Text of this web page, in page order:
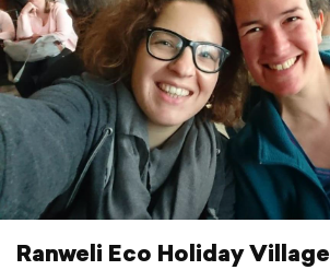
Ranweli Eco Holiday Village